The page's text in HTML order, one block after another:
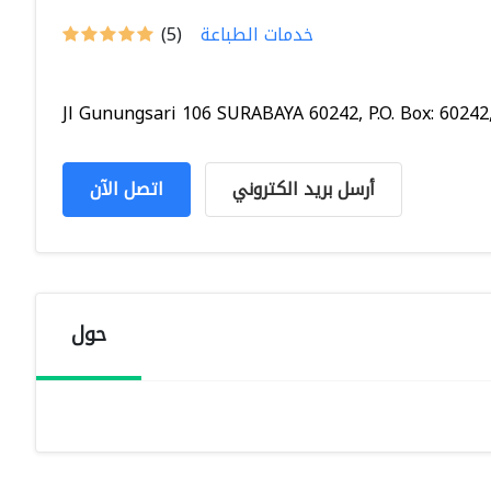
(5) خدمات الطباعة
Jl Gunungsari 106 SURABAYA 60242, P.O. Box:
اتصل الآن أرسل بريد الكتروني
حول